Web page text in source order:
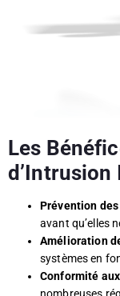
Les
d’Intrusion
Prévention
avant qu’elles
Amélioration
systèmes en
Conformité